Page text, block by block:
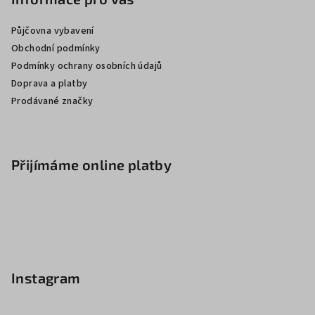
Půjčovna vybavení
Obchodní podmínky
Podmínky ochrany osobních údajů
Doprava a platby
Prodávané značky
Přijímáme online platby
Instagram